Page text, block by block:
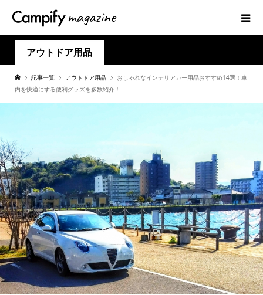
アウトドア用品
記事一覧 アウトドア用品
おしゃれなインテリアカー用品おすすめ14選！車
内を快適にする便利グッズを多数紹介！